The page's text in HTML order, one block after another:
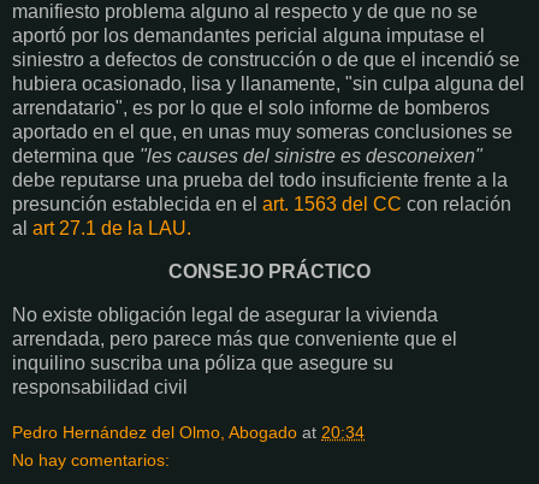
manifiesto problema alguno al respecto y de que no se
aportó por los demandantes pericial alguna imputase el
siniestro a defectos de construcción o de que el incendió se
hubiera ocasionado, lisa y llanamente, "sin culpa alguna del
arrendatario", es por lo que el solo informe de bomberos
aportado en el que, en unas muy someras conclusiones se
determina que "les causes del sinistre es desconeixen"
debe reputarse una prueba del todo insuficiente frente a la
presunción establecida en el art. 1563 del CC con relación
al art 27.1 de la LAU.
CONSEJO PRÁCTICO
No existe obligación legal de asegurar la vivienda
arrendada, pero parece más que conveniente que el
inquilino suscriba una póliza que asegure su
responsabilidad civil
Pedro Hernández del Olmo, Abogado at 20:34
No hay comentarios: